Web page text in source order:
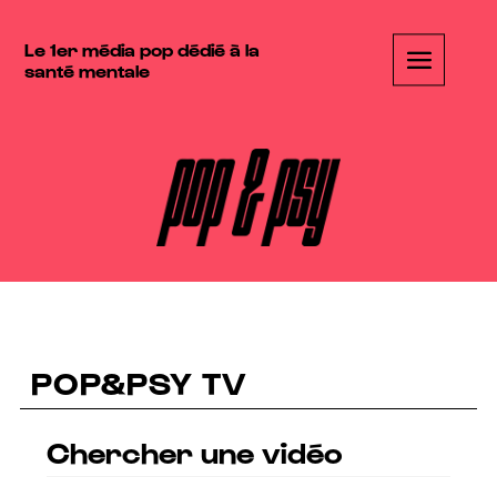
Le 1er média pop dédié à la
santé mentale
POP&PSY TV
Chercher une vidéo